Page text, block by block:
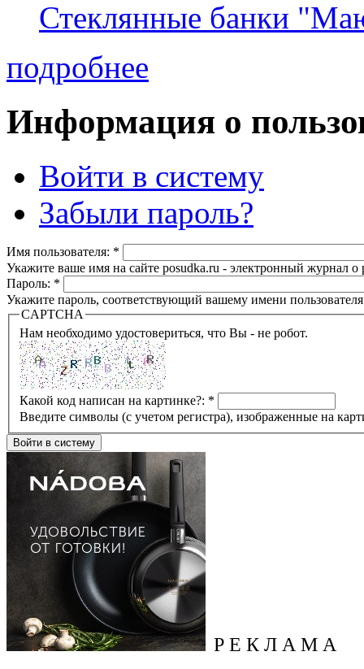
Стеклянные банки
подробнее
Информация о
Войти в систему
Забыли пароль?
Имя пользователя: *
Укажите ваше имя на сайте posudka.ru - электронный журнал
Пароль: *
Укажите пароль, соответствующий вашему имени
CAPTCHA
Нам необходимо удостовериться, что Вы - не робот.
Какой код написан на картинке?: *
Введите символы (с учетом регистра), изображенные на
Р Е К Л А М А